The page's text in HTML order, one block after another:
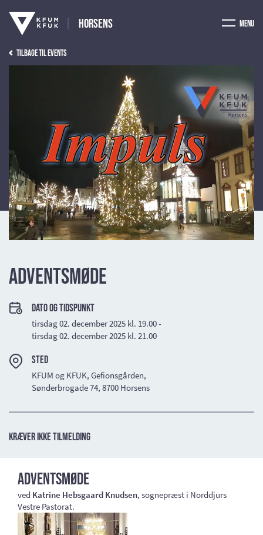
Horsens Menu
Tilbage til events
Adventsmøde
Dato og tidspunkt
tirsdag 02. december 2025 kl. 19.00 -
tirsdag 02. december 2025 kl. 21.00
Sted
KFUM og KFUK, Gefionsgården,
Sønderbrogade 74, 8700 Horsens
Kræver ikke tilmelding
Adventsmøde
ved Katrine Hebsgaard Knudsen, sognepræst i Norddjurs
Vestre Pastorat.